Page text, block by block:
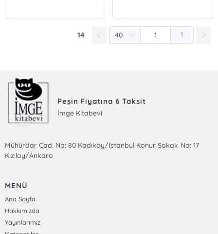
14 1
Peşin Fiyatına 6 Taksit
İmge Kitabevi
Mühürdar Cad. No: 80 Kadıköy/İstanbul Konur Sokak No: 17
Kızılay/Ankara
MENÜ
Ana Sayfa
Hakkımızda
Yayınlarımız